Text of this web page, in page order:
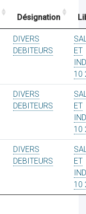
Désignation
DIVERS
DEBITEURS
ET
10
DIVERS
DEBITEURS
ET
10
DIVERS
DEBITEURS
ET
10